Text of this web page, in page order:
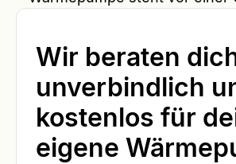
Wir beraten
unverbindlich
kostenlos für
eigene